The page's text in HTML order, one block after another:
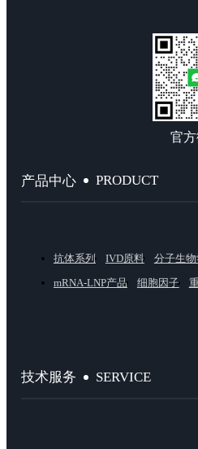
官
产品中心 PRODUCT
抗体系列 IVD原料 分子生
mRNA-LNP产品
细胞因子
技术服务 SERVICE